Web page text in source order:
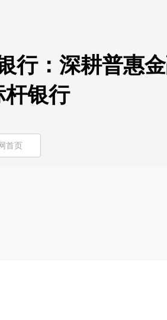
行：深耕普惠
杆银行
首页